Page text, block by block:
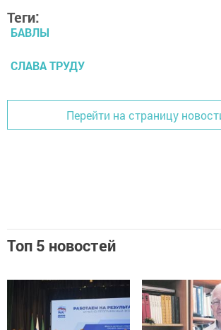
Теги:
БАВЛЫ
СЛАВА ТРУДУ
Перейти на страницу
Топ 5 новостей